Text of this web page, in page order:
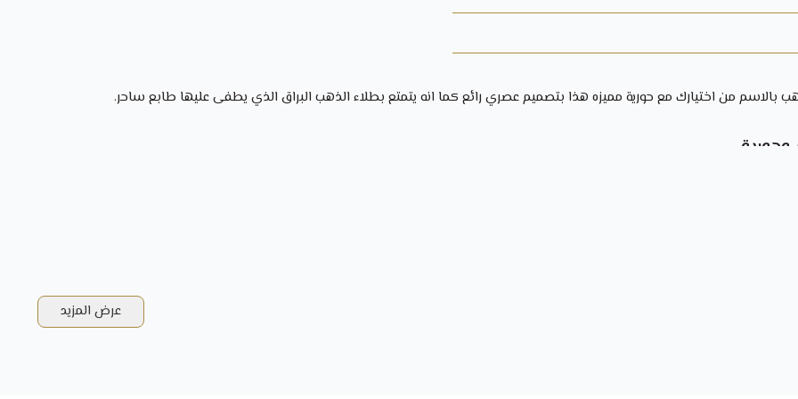
بالاسم من اختيارك مع حورية مميزه هذا بتصميم عصري رائع كما انه يتمتع بطلاء الذهب البراق الذي يطفى عليها طابع ساحر.
عرض المزيد